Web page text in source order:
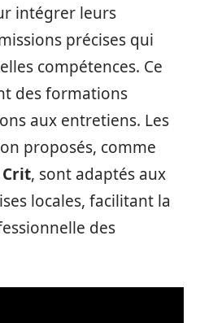
intégrer leurs
précises qui
compétences. Ce
des formations
aux entretiens. Les
proposés, comme
Crit, sont adaptés aux
locales, facilitant la
des